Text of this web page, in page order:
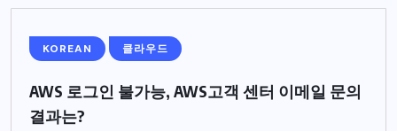
KOREAN 클라우드
AWS 로그인 불가능, AWS고객 센터 이메일 문의
결과는?